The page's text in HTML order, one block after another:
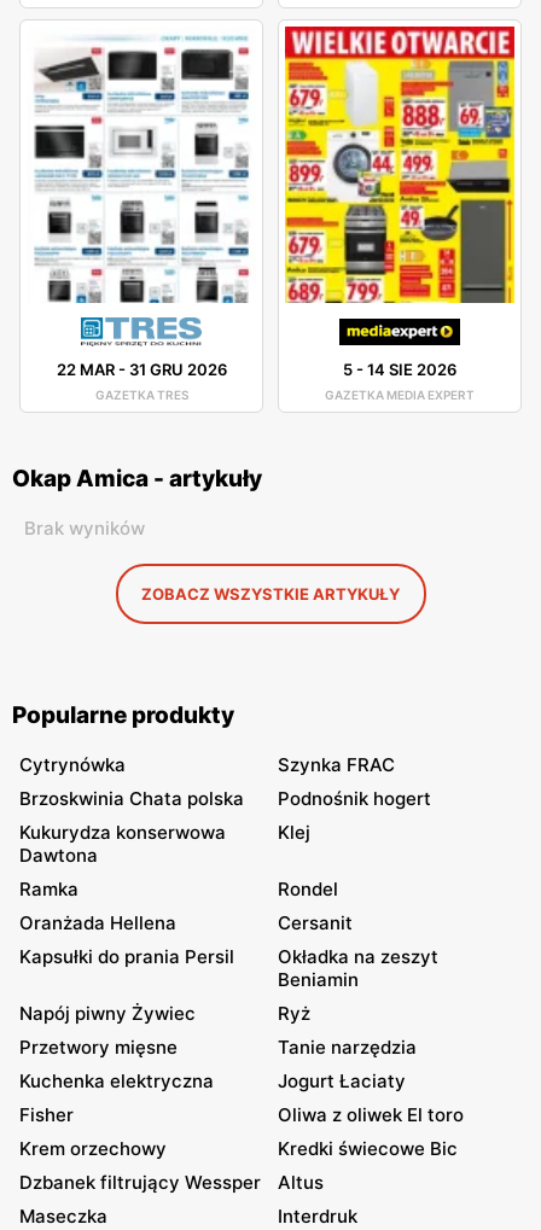
22 MAR- 31 GRU 2026
GAZETKA TRES
5-14 SIE 2026
GAZETKA MEDIA EXPERT
Okap Amica - artykuły
Brak wyników
ZOBACZ WSZYSTKIE ARTYKUŁY
Popularne produkty
Cytrynówka
Szynka FRAC
Brzoskwinia Chata polska
Podnośnik hogert
Kukurydza konserwowa
Dawtona
Klej
Ramka
Rondel
Oranżada Hellena
Cersanit
Kapsułki do prania Persil
Okładka na zeszyt
Beniamin
Napój piwny Żywiec
Ryż
Przetwory mięsne
Tanie narzędzia
Kuchenka elektryczna
Jogurt Łaciaty
Fisher
Oliwa z oliwek El toro
Krem orzechowy
Kredki świecowe Bic
Dzbanek filtrujący Wessper
Altus
Maseczka
Interdruk